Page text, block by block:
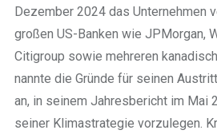
Dezember 2024 das Unternehmen
großen US-Banken wie JPMorgan,
Citigroup sowie mehreren
nannte die Gründe für seinen
an, in seinem Jahresbericht im Mai
seiner Klimastrategie vorzulegen.